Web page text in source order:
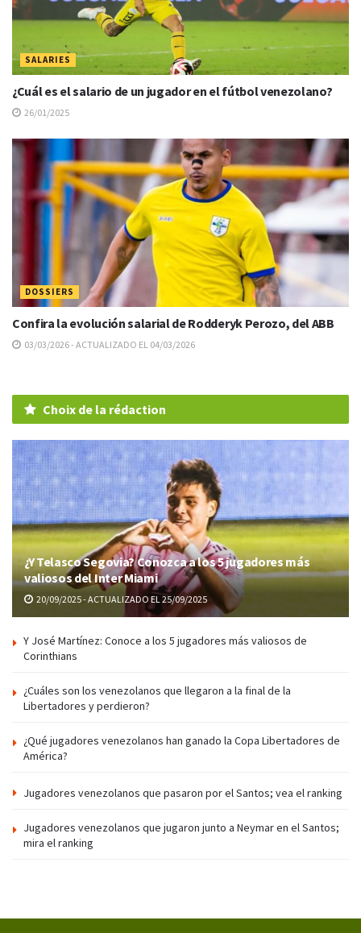
SALARIES
¿Cuál es el salario de un jugador en el fútbol venezolano?
26/01/2025
DOSSIERS
Confira la evolución salarial de Rodderyk Perozo, del ABB
03/03/2026 - ACTUALIZADO EL 04/03/2026
Choix de la rédaction
¿Y Telasco Segovia? Conozca a los 5 jugadores más
valiosos del Inter Miami
20/09/2025 - ACTUALIZADO EL 25/09/2025
Y José Martínez: Conoce a los 5 jugadores más valiosos de
Corinthians
¿Cuáles son los venezolanos que llegaron a la final de la
Libertadores y perdieron?
¿Qué jugadores venezolanos han ganado la Copa Libertadores de
América?
Jugadores venezolanos que pasaron por el Santos; vea el ranking
Jugadores venezolanos que jugaron junto a Neymar en el Santos;
mira el ranking